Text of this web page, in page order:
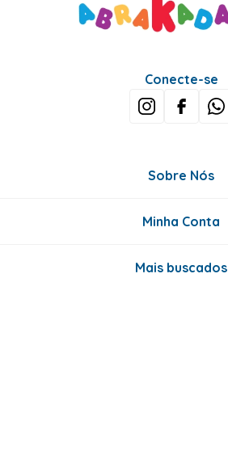
Conecte-se
Sobre Nós
Minha Conta
Mais buscados